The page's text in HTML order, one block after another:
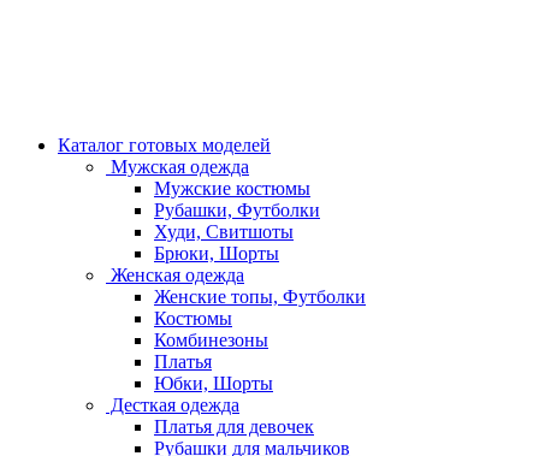
Каталог готовых моделей
Мужская одежда
Мужские костюмы
Рубашки, Футболки
Худи, Свитшоты
Брюки, Шорты
Женская одежда
Женские топы, Футболки
Костюмы
Комбинезоны
Платья
Юбки, Шорты
Десткая одежда
Платья для девочек
Рубашки для мальчиков